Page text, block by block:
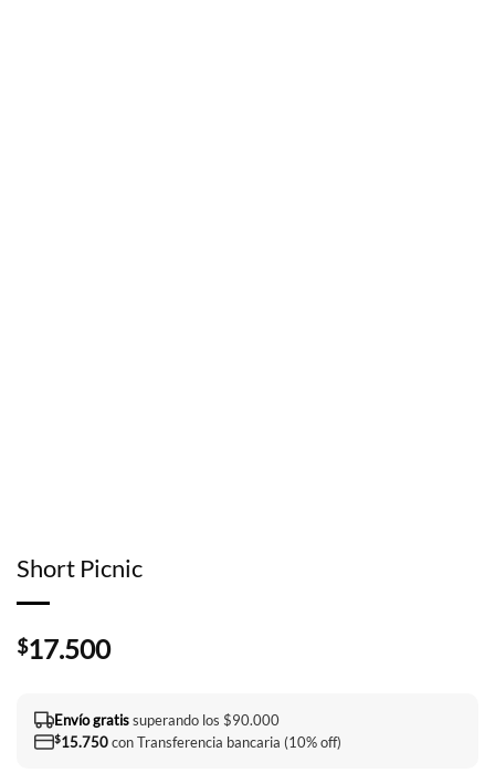
Short Picnic
$17.500
Envío gratissuperando los $90.000
$15.750con Transferencia bancaria (10% off)